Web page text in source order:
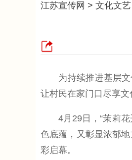
江苏宣传网 > 文化文艺
为持续推进基层文化
让村民在家门口尽享文
4月29日，“茉莉花
色底蕴，又彰显浓郁
彩启幕。